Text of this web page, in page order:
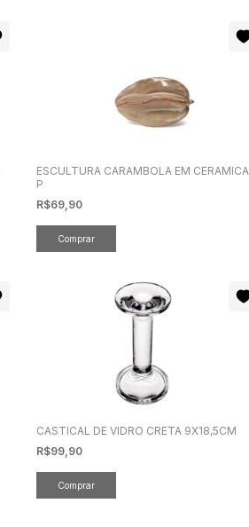
ESCULTURA CARAMBOLA EM CERAMICA
P
R$69,90
CASTICAL DE VIDRO CRETA 9X18,5CM
R$99,90